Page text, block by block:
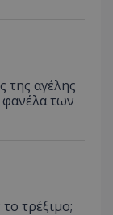
της αγέλης
των
τρέξιμο;